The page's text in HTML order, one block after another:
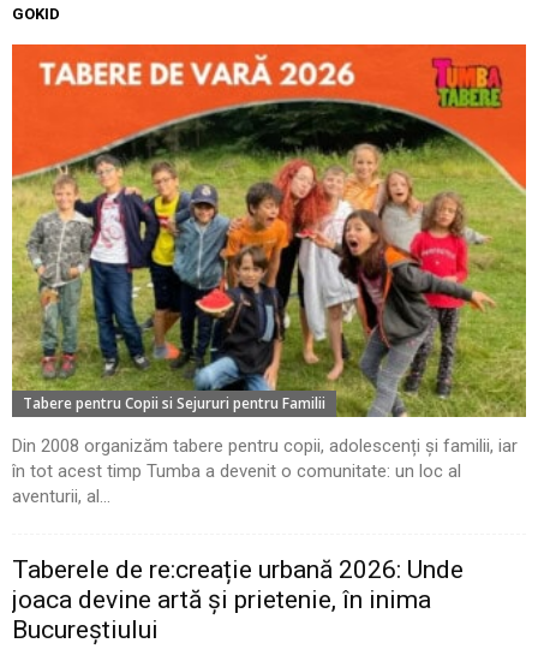
GOKID
Tabere pentru Copii si Sejururi pentru Familii
Din 2008 organizăm tabere pentru copii, adolescenți și familii, iar
în tot acest timp Tumba a devenit o comunitate: un loc al
aventurii, al...
Taberele de re:creație urbană 2026: Unde
joaca devine artă și prietenie, în inima
Bucureștiului